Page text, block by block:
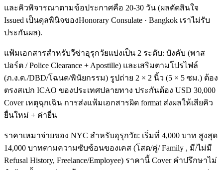
และคิวพิจารณาตามข้อประกาศคือ 20-30 วัน (ผลตัดสินใจ
Issued เป็นดุลพินิจของHonorary Consulate · Bangkok เราไม่รับ
ประกันผล).
แฟ้มเอกสารสำหรับวีซ่าอุรุกวัยแบ่งเป็น 2 ระดับ: บังคับ (พาส
ปอร์ต / Police Clearance + Apostille) และเสริมตามโปรไฟล์
(ภ.ง.ด./DBD/โฉนด/พินัยกรรม) รูปถ่าย 2 × 2 นิ้ว (5 × 5 ซม.) ต้อง
ตรงสเปก ICAO ของประเทศปลายทาง ประกันต้อง USD 30,000
Cover เหตุฉุกเฉิน การส่งแฟ้มเอกสารผิด format ส่งผลให้เสียคิว
ยื่นใหม่ + ค่ายื่น
ราคาเหมาจ่ายของ NYC สำหรับอุรุกวัย: เริ่มที่ 4,000 บาท สูงสุด
14,000 บาทตามความซับซ้อนของเคส (โสด/คู่/ Family , มี/ไม่มี
Refusal History, Freelance/Employee) ราคานี้ Cover คำปรึกษาไม่